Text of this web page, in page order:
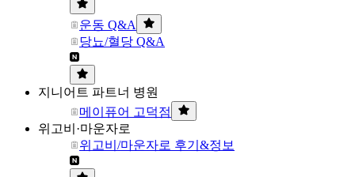
운동 Q&A
당뇨/혈당 Q&A
지니어트 파트너 병원
메이퓨어 고덕점
위고비·마운자로
위고비/마운자로 후기&정보